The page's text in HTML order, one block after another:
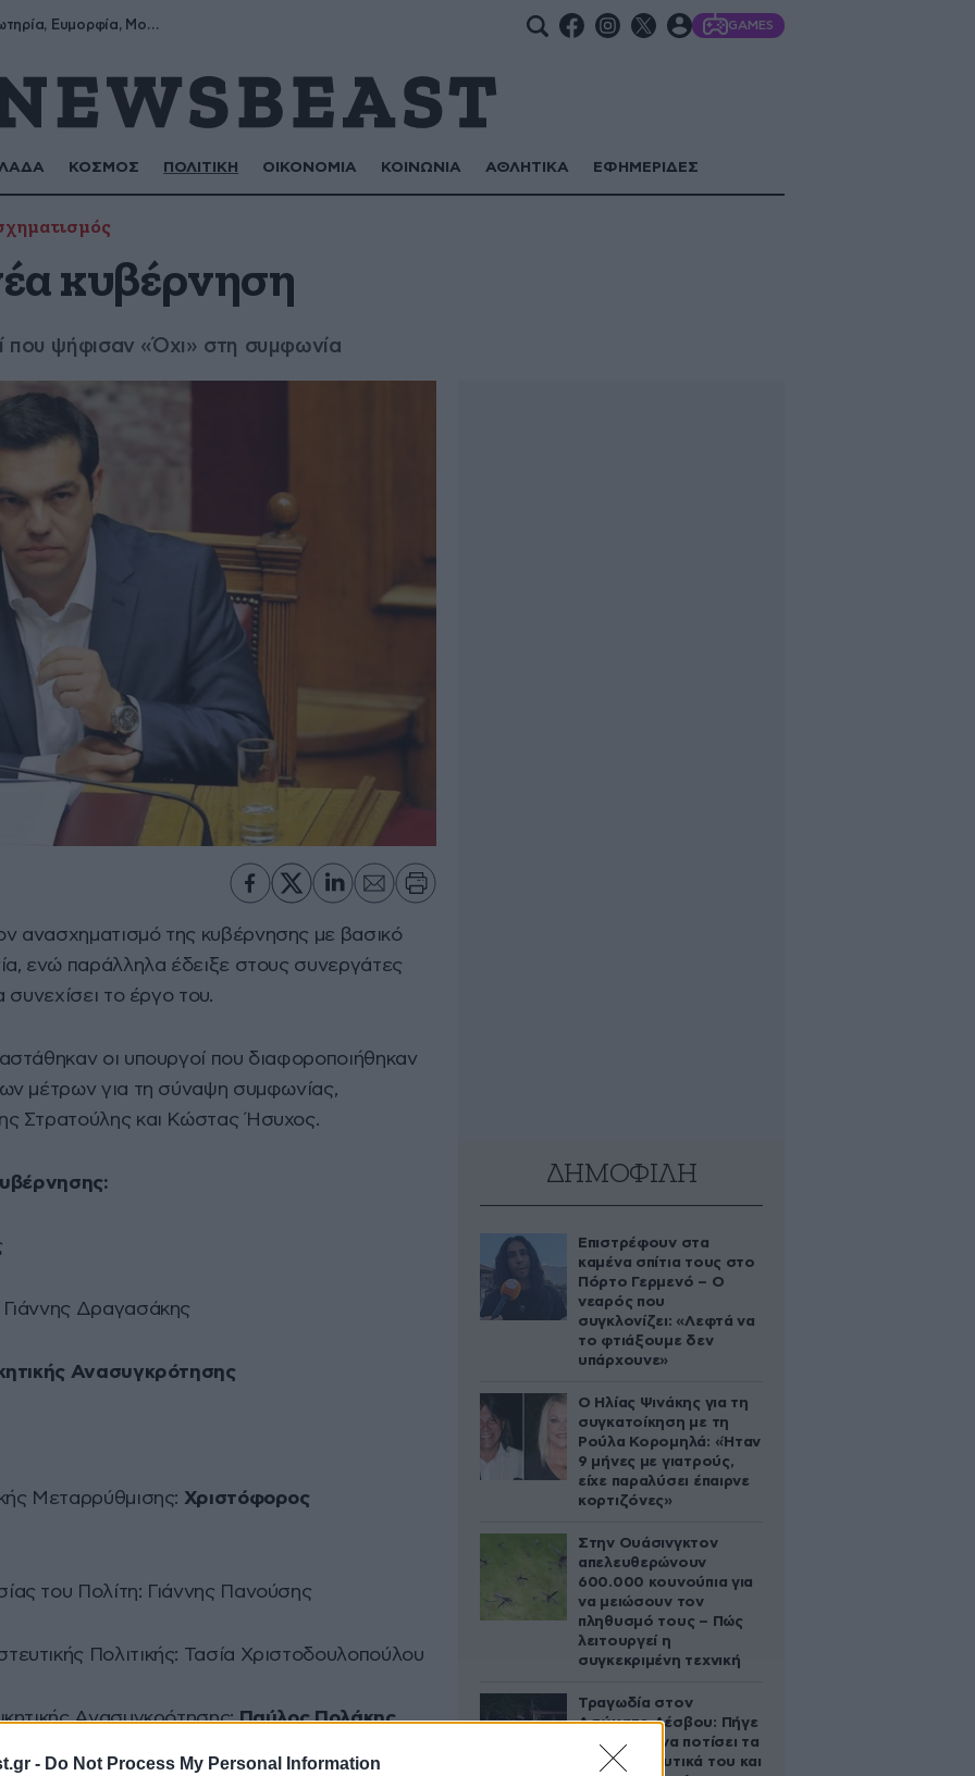
- Do Not Process My Personal Information
Σωτήρης, Σωτηρία, Ευμορφία, Μορφούλα GAMES
ΚΟΣΜΟΣ ΠΟΛΙΤΙΚΗ ΟΙΚΟΝΟΜΙΑ ΚΟΙΝΩΝΙΑ ΑΘΛΗΤΙΚΑ ΕΦΗΜΕΡΙΔΕΣ
κυβέρνηση
που ψήφισαν «Όχι» στη συμφωνία
της κυβέρνησης με βασικό
ενώ παράλληλα έδειξε στους συνεργάτες
το έργο του.
οι υπουργοί που διαφοροποιήθηκαν
μέτρων για τη σύναψη συμφωνίας,
Στρατούλης και Κώστας Ήσυχος.
Γιάννης Δραγασάκης
Ανασυγκρότησης
Μεταρρύθμισης: Χριστόφορος
του Πολίτη: Γιάννης Πανούσης
Πολιτικής: Τασία Χριστοδουλοπούλου
Ανασυγκρότησης:Παύλος Πολάκης
ΔΗΜΟΦΙΛΗ
Επιστρέφουν στα
καμένα σπίτια τους στο
Πόρτο Γερμενό – Ο
νεαρός που
συγκλονίζει: «Λεφτά να
το φτιάξουμε δεν
υπάρχουνε»
Ο Ηλίας Ψινάκης για τη
συγκατοίκηση με τη
Ρούλα Κορομηλά: «Ήταν
9 μήνες με γιατρούς,
είχε παραλύσει έπαιρνε
κορτιζόνες»
Στην Ουάσινγκτον
απελευθερώνουν
600.000 κουνούπια για
να μειώσουν τον
πληθυσμό τους – Πώς
λειτουργεί η
συγκεκριμένη τεχνική
Τραγωδία στον
Ασώματο Λέσβου: Πήγε
στο κτήμα να ποτίσει τα
οπωροκηπευτικά του και